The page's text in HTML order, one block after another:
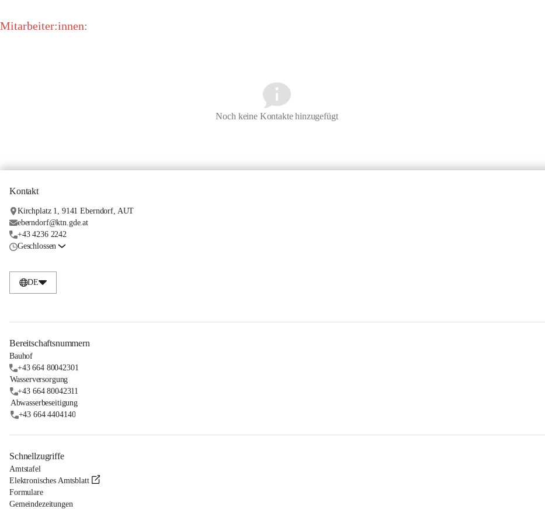
Mitarbeiter:innen:
Noch keine Kontakte hinzugefügt
Kontakt
Kirchplatz 1, 9141 Eberndorf, AUT
eberndorf@ktn.gde.at
+43 4236 2242
Geschlossen
DE
Bereitschaftsnummern
Bauhof
+43 664 80042301
Wasserversorgung
+43 664 80042311
Abwasserbeseitigung
+43 664 4404140
Schnellzugriffe
Amtstafel
Elektronisches Amtsblatt
Formulare
Gemeindezeitungen